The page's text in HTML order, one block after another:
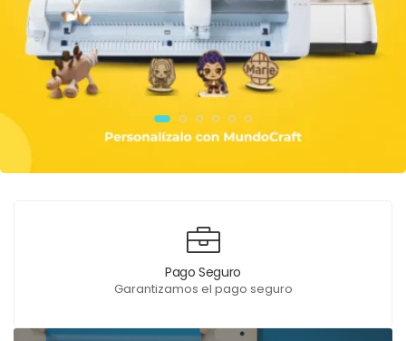
Pago Seguro
Garantizamos el pago seguro